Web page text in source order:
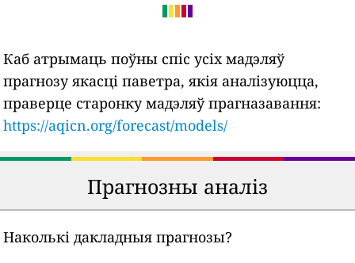
Каб атрымаць поўны спіс усіх мадэляў
прагнозу якасці паветра, якія аналізуюцца,
праверце старонку мадэляў прагназавання:
https://aqicn.org/forecast/models/
Прагнозны аналіз
Наколькі дакладныя прагнозы?